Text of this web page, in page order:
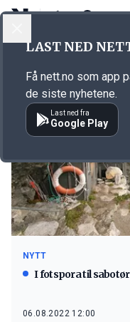
Emne:
NYTT
I fotspora til
06.08.2022 12:00
LAST NED
Få nett.no som app
de siste nyhetene.
Last ned fra
Google Play